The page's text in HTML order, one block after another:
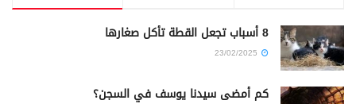
8 أسباب تجعل القطة تأكل صغارها
كم أمضى سيدنا يوسف في السجن؟